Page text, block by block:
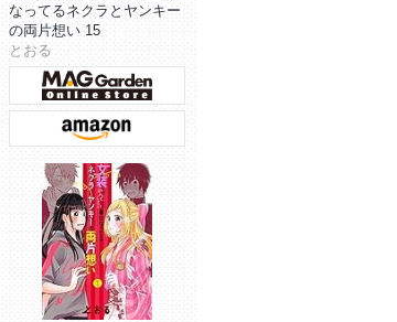
なってるネクラとヤンキー
の両片想い 15
とおる